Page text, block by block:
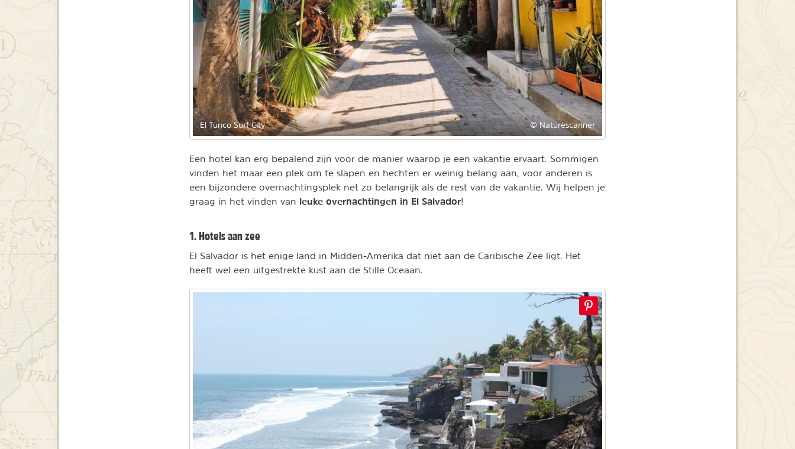
El Tunco Surf City © Naturescanner
Een hotel kan erg bepalend zijn voor de manier waarop je een vakantie ervaart. Sommigen
vinden het maar een plek om te slapen en hechten er weinig belang aan, voor anderen is
een bijzondere overnachtingsplek net zo belangrijk als de rest van de vakantie. Wij helpen je
graag in het vinden van leuke overnachtingen in El Salvador!
1. Hotels aan zee
El Salvador is het enige land in Midden-Amerika dat niet aan de Caribische Zee ligt. Het
heeft wel een uitgestrekte kust aan de Stille Oceaan.